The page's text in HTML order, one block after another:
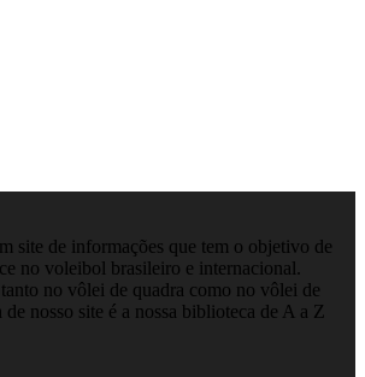
site de informações que tem o objetivo de
no voleibol brasileiro e internacional.
no vôlei de quadra como no vôlei de
de nosso site é a nossa biblioteca de A a Z